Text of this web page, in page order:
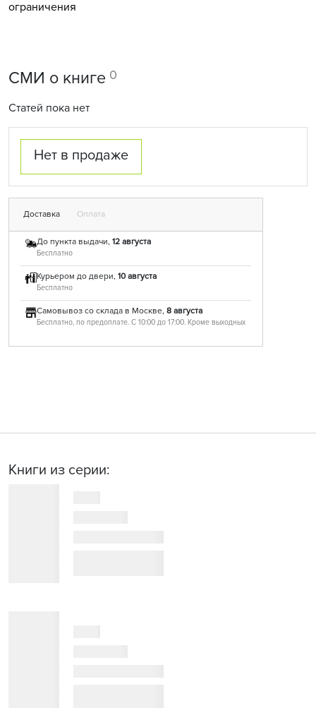
ограничения
СМИ о книге 0
Статей пока нет
Нет в продаже
Доставка Оплата
До пункта выдачи, 12 августа
Бесплатно
Курьером до двери, 10 августа
Бесплатно
Самовывоз со склада в Москве, 8 августа
Бесплатно, по предоплате. С 10:00 до 17:00. Кроме выходных
Книги из серии: